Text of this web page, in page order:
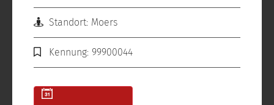
Standort: Moers
Kennung: 99900044